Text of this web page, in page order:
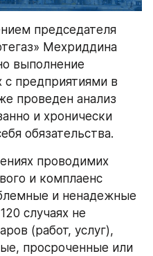
председателя
Мехриддина
выполнение
предприятиями в
проведен анализ
и хронически
обязательства.
проводимих
и комплаенс
и ненадежные
случаях не
(работ, услуг),
просроченные или